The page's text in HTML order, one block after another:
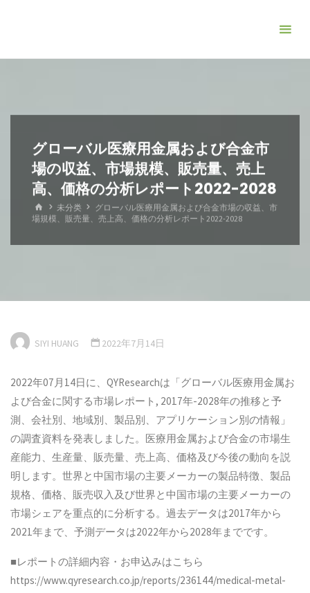
グローバル医療用金属および合金市
場の収益、市場規模、販売量、売上
高、価格の分析レポート2022-2028
ホ
ー
未分类
グローバル医療用金属および合金市場の収益、市
場規模、販売量、売上高、価格の分析レポート2022-2028
SIYI HUANG 2022年7月14日
2022年07月14日に、QYResearchは「グローバル医療用金属お
よび合金に関する市場レポート, 2017年-2028年の推移と予
測、会社別、地域別、製品別、アプリケーション別の情報」
の調査資料を発表しました。医療用金属および合金の市場生
産能力、生産量、販売量、売上高、価格及び今後の動向を説
明します。世界と中国市場の主要メーカーの製品特徴、製品
規格、価格、販売収入及び世界と中国市場の主要メーカーの
市場シェアを重点的に分析する。過去データは2017年から
2021年まで、予測データは2022年から2028年までです。
■レポートの詳細内容・お申込みはこちら
https://www.qyresearch.co.jp/reports/236144/medical-metal-